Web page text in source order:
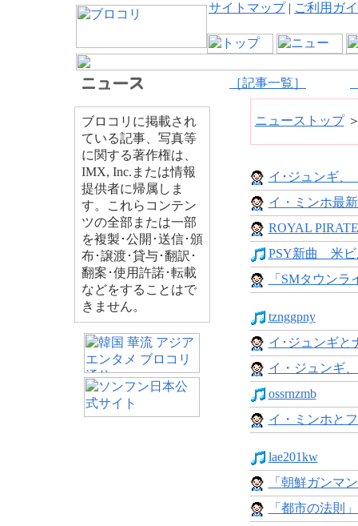
サイトマップ| ご利用ガ
［記事一覧］
ブロコリに掲載され
ている記事、写真等
に関する著作権は、
IMX, Inc.または情報
提供者に帰属しま
す。これらコンテン
ツの全部または一部
を複製･公開･送信･頒
布･譲渡･貸与･翻訳･
翻案･使用許諾･転載
などをすることはで
きません。
ニューストップ
イ･ジュンギ、
イ・ミンホ最
ROYAL
PSY新曲 米ビ
「SMタウン
tznggpny
イ･ジュンギと
イ・ジュンギ
ossrnzmb
イ・ミンホと
lae201kw
「朝鮮ガンマ
「都市の法則